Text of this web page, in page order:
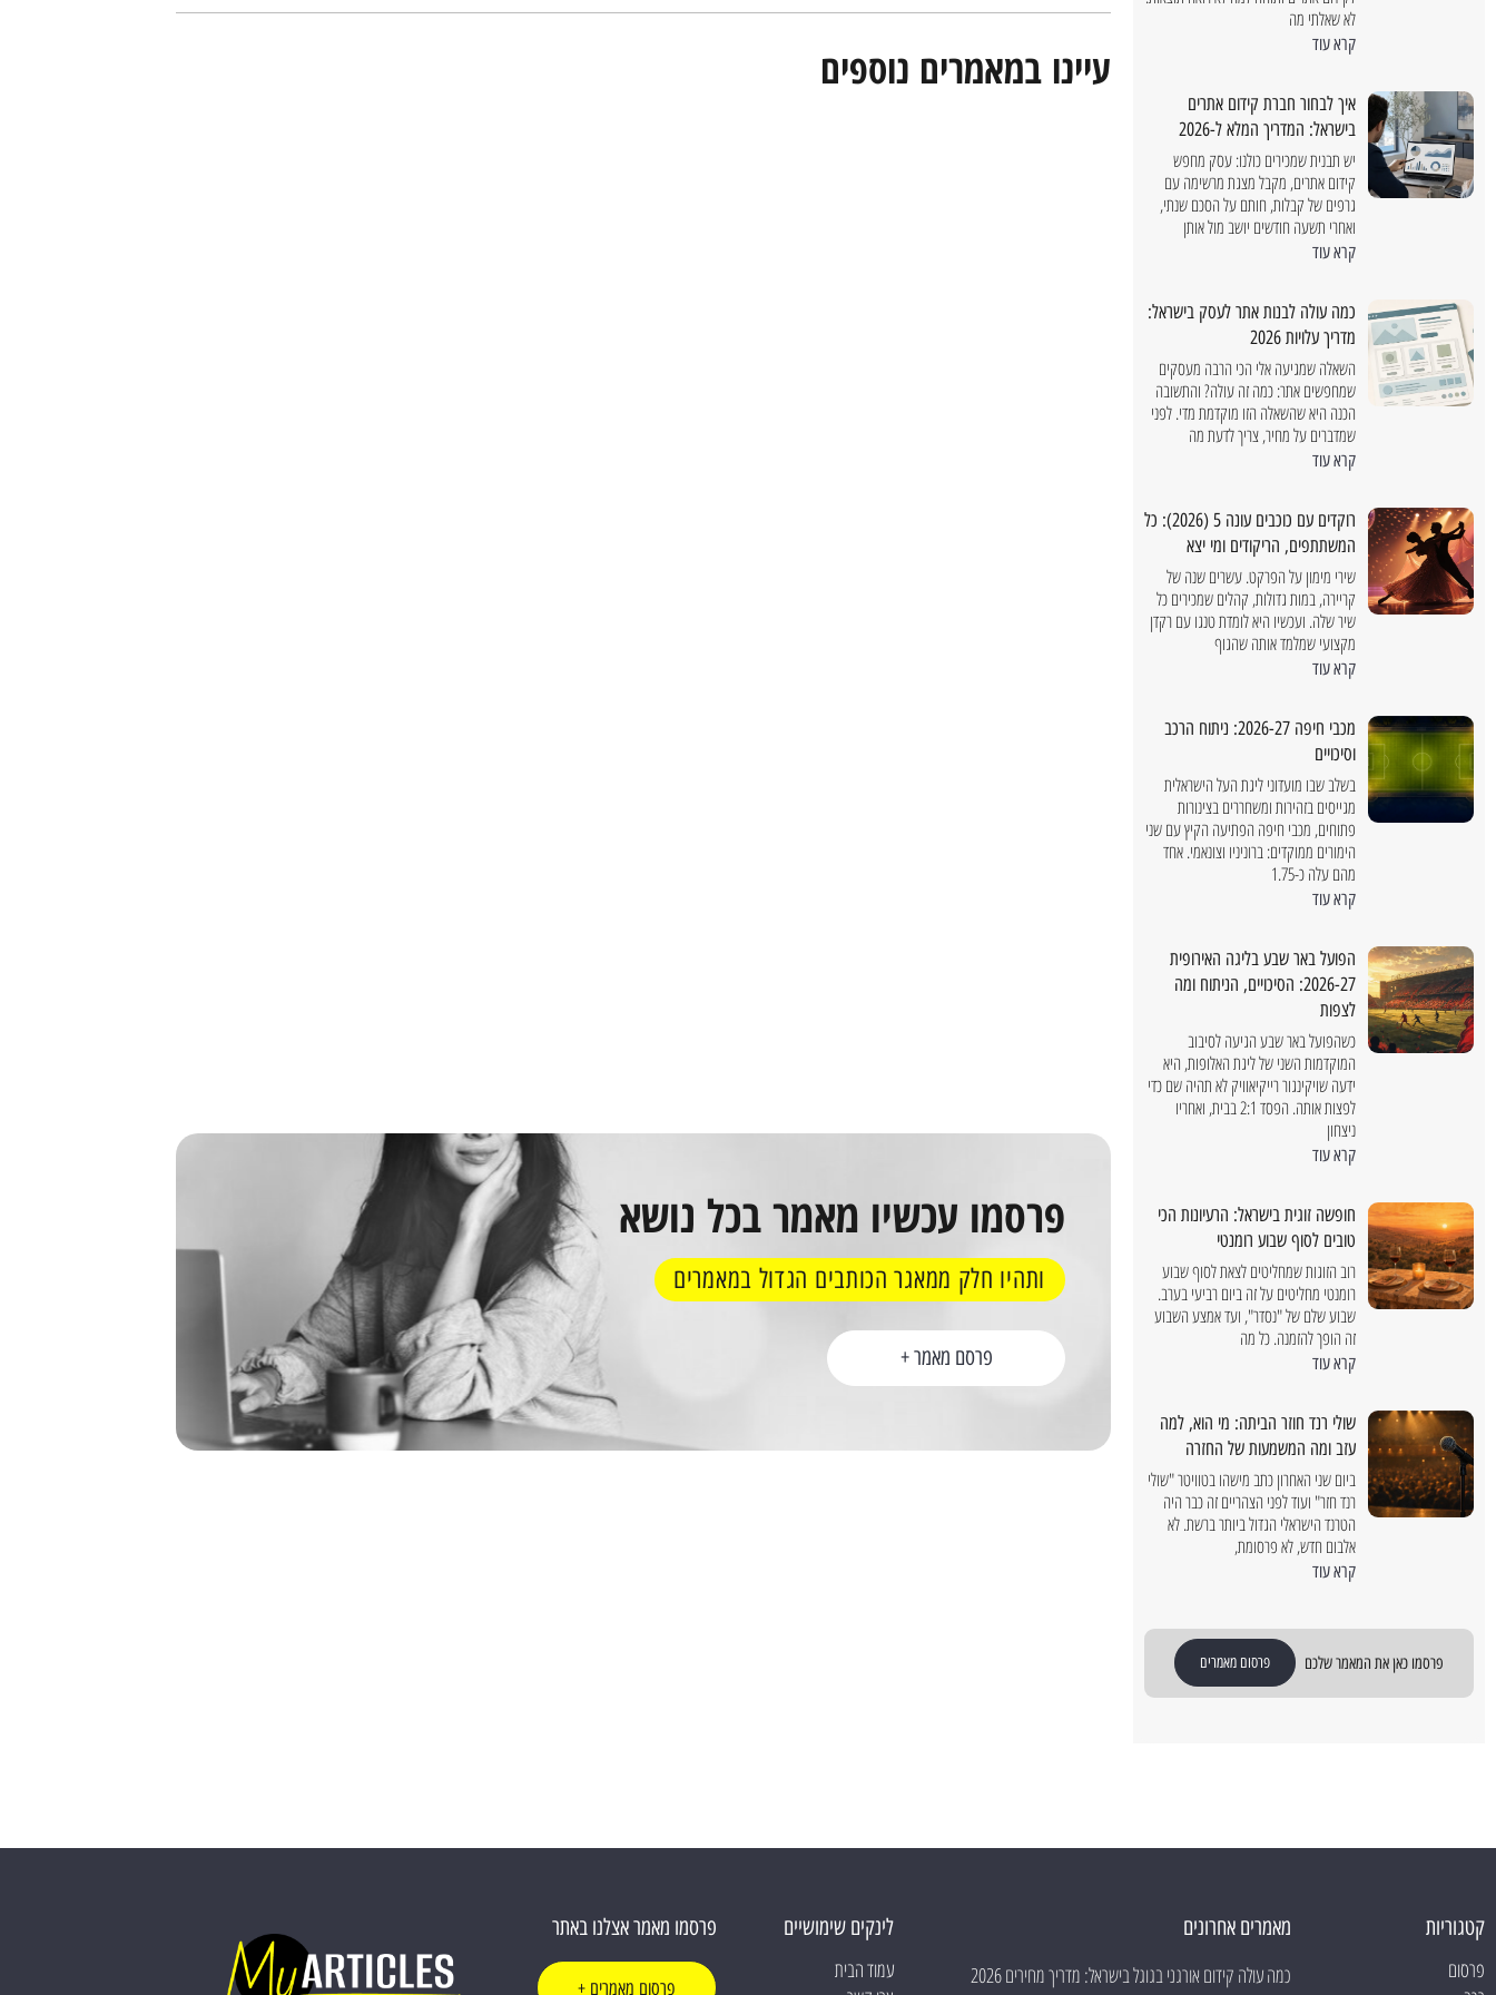
לא שאלתי מה
קרא עוד
איך לבחור חברת קידום אתרים
בישראל: המדריך המלא ל-2026
יש תבנית שמכירים כולנו: עסק מחפש
קידום אתרים, מקבל מצגת מרשימה עם
גרפים של קבלות, חותם על הסכם שנתי,
ואחרי תשעה חודשים יושב מול אותן
קרא עוד
כמה עולה לבנות אתר לעסק בישראל:
מדריך עלויות 2026
השאלה שמגיעה אלי הכי הרבה מעסקים
שמחפשים אתר: כמה זה עולה? והתשובה
הכנה היא שהשאלה הזו מוקדמת מדי. לפני
שמדברים על מחיר, צריך לדעת מה
קרא עוד
רוקדים עם כוכבים עונה 5 (2026): כל
המשתתפים, הריקודים ומי יצא
שירי מימון על הפרקט. עשרים שנה של
קריירה, במות גדולות, קהלים שמכירים כל
שיר שלה. ועכשיו היא לומדת טנגו עם רקדן
מקצועי שמלמד אותה שהגוף
קרא עוד
מכבי חיפה 2026-27: ניתוח הרכב
וסיכויים
בשלב שבו מועדוני ליגת העל הישראלית
מגייסים בזהירות ומשחררים בצינורות
פתוחים, מכבי חיפה הפתיעה הקיץ עם שני
הימורים ממוקדים: ברוניניו וצונאמי. אחד
מהם עלה כ-1.75
קרא עוד
הפועל באר שבע בליגה האירופית
2026-27: הסיכויים, הניתוח ומה
לצפות
כשהפועל באר שבע הגיעה לסיבוב
המוקדמות השני של ליגת האלופות, היא
ידעה שויקינגור רייקיאוויק לא תהיה שם כדי
לפצות אותה. הפסד 2:1 בבית, ואחריו
ניצחון
קרא עוד
חופשה זוגית בישראל: הרעיונות הכי
טובים לסוף שבוע רומנטי
רוב הזוגות שמחליטים לצאת לסוף שבוע
רומנטי מחליטים על זה ביום רביעי בערב.
שבוע שלם של "נסדר", ועד אמצע השבוע
זה הופך להזמנה. כל מה
קרא עוד
שולי רנד חוזר הביתה: מי הוא, למה
עזב ומה המשמעות של החזרה
ביום שני האחרון כתב מישהו בטוויטר "שולי
רנד חזר" ועוד לפני הצהריים זה כבר היה
הטרנד הישראלי הגדול ביותר ברשת. לא
אלבום חדש, לא פרסומת,
קרא עוד
פרסמו כאן את המאמר שלכם פרסום מאמרים
עיינו במאמרים נוספים
פרסמו עכשיו מאמר בכל נושא
ותהיו חלק ממאגר הכותבים הגדול במאמרים
פרסם מאמר +
קטגוריות
פרסום
מאמרים אחרונים
כמה עולה קידום אורגני בגוגל בישראל: מדריך מחירים 2026
לינקים שימושיים
עמוד הבית
פרסמו מאמר אצלנו באתר
פרסום מאמרים +